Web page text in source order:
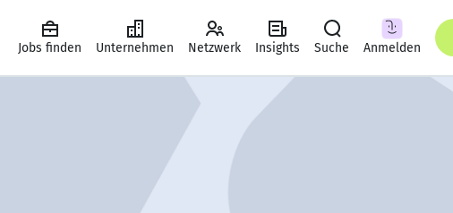
Jobs finden Unternehmen Netzwerk Insights Suche Anmelden